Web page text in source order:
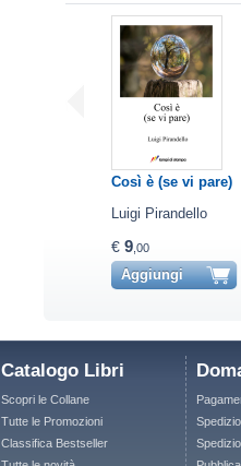
Così è (se vi pare)
Luigi Pirandello
€ 9,00
Aggiungi
Catalogo Libri
Scopri le Collane
Tutte le Promozioni
Classifica Bestseller